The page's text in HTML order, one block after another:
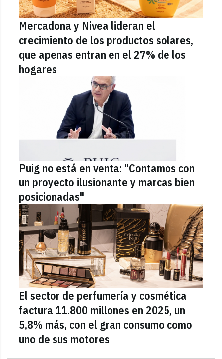
Mercadona y Nivea lideran el
crecimiento de los productos solares,
que apenas entran en el 27% de los
hogares
Puig no está en venta: "Contamos con
un proyecto ilusionante y marcas bien
posicionadas"
El sector de perfumería y cosmética
factura 11.800 millones en 2025, un
5,8% más, con el gran consumo como
uno de sus motores